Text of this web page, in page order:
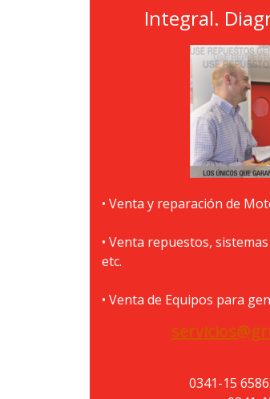
Integral.
• Venta y reparación de
• Venta repuestos,
etc.
• Venta de Equipos para
0341-15